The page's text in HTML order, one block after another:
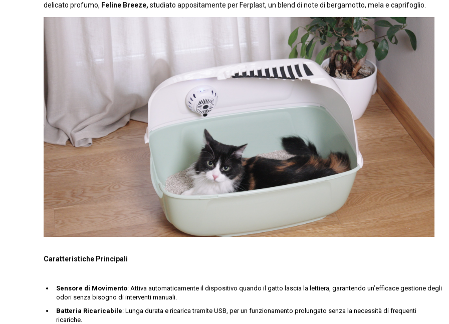
delicato profumo, Feline Breeze, studiato appositamente per Ferplast, un blend di note di bergamotto, mela e caprifoglio.
Caratteristiche Principali
Sensore di Movimento: Attiva automaticamente il dispositivo quando il gatto lascia la lettiera, garantendo un’efficace gestione degli
odori senza bisogno di interventi manuali.
Batteria Ricaricabile: Lunga durata e ricarica tramite USB, per un funzionamento prolungato senza la necessità di frequenti
ricariche.